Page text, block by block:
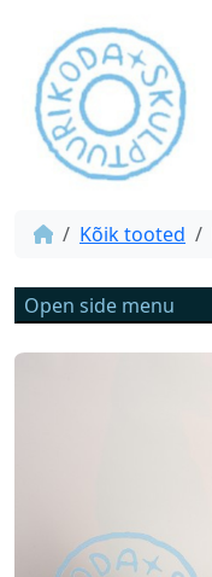
Kõik tooted
Open side menu